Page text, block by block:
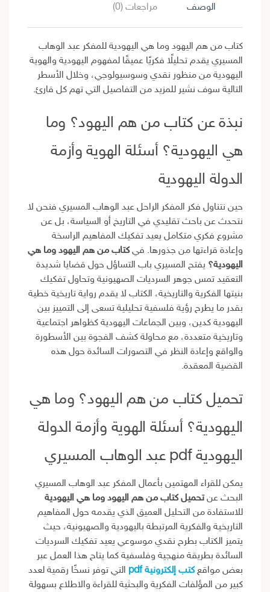
الوصف مراجعات (0)
كتاب من هم اليهود وما هي اليهودية للمفكر عبد الوهاب
المسيري يقدم تحليلًا فكريًا عميقًا لمفهوم اليهودية والهوية
اليهودية من منظور نقدي وسوسيولوجي، وخلال الأسطر
التالية سوف نشير للمزيد من التفاصيل التي تهم كل قارئ.
نبذة عن كتاب من هم اليهود؟ وما
هي اليهودية؟ أسئلة الهوية وأزمة
الدولة اليهودية
حين نتناول فكر المفكر الراحل عبد الوهاب المسيري فنحن لا
نتحدث عن باحث تقليدي في التاريخ أو السياسة، بل عن
مشروع فكري متكامل يعيد تفكيك المفاهيم الراسخة
وإعادة قراءتها من جذورها. في كتاب من هم اليهود وما هي
اليهودية؟ يفتح المسيري باب التساؤل حول قضايا شديدة
التعقيد تمس جوهر السرديات الصهيونية وتحاول تفكيك
بنيتها الفكرية والتاريخية، الكتاب لا يقدم رواية تاريخية خطية
بقدر ما يطرح رؤية فلسفية تحليلية تسعى إلى التمييز بين
اليهودية كدين، وبين الجماعات اليهودية كظواهر اجتماعية
وتاريخية متعددة، مع محاولة كشف الفجوة بين الأسطورة
والواقع وإعادة النظر في التصورات السائدة حول هذه
القضية المعقدة.
تحميل كتاب من هم اليهود؟ وما هي
اليهودية؟ أسئلة الهوية وأزمة الدولة
اليهودية pdf عبد الوهاب المسيري
يمكن للقراء المهتمين بأعمال المفكر عبد الوهاب المسيري
البحث عنتحميل كتاب من هم اليهود وما هي اليهودية
للاستفادة من التحليل العميق الذي يقدمه حول المفاهيم
التاريخية والفكرية المرتبطة باليهودية والصهيونية، حيث
يتميز الكتاب بطرح نقدي موسوعي يعيد تفكيك السرديات
السائدة بطريقة منهجية وفلسفية كما يتاح هذا العمل عبر
بعض مواقع كتب إلكترونية pdf
التي توفر نسخًا رقمية لعدد
كبير من المؤلفات الفكرية والبحثية للقراءة والاطلاع بسهولة